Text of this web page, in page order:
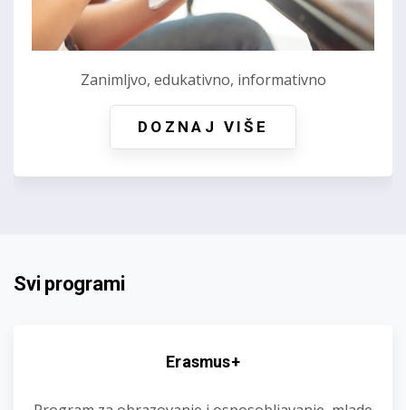
Zanimljvo, edukativno, informativno
DOZNAJ VIŠE
Svi programi
Erasmus+